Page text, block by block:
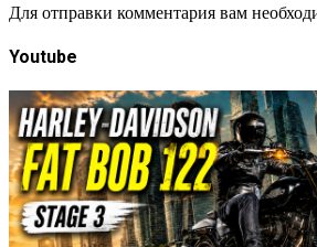
Для отправки комментария вам
Youtube